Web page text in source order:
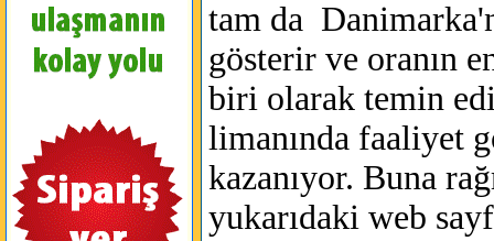
tam da
gösterir ve oranın
biri olarak temin
limanında faaliyet
kazanıyor. Buna
yukarıdaki web